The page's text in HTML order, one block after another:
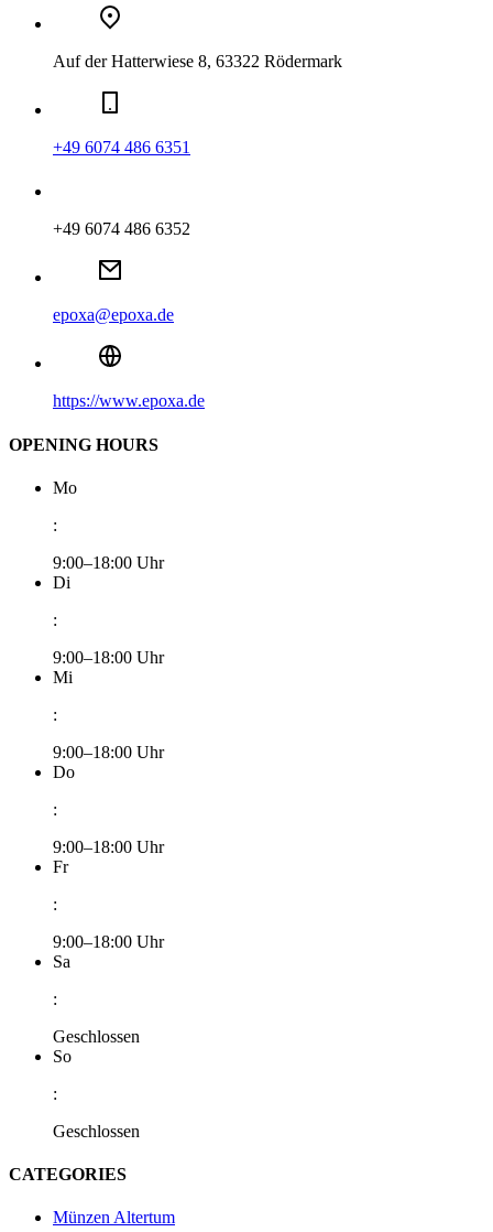
Auf der Hatterwiese 8, 63322 Rödermark
+49 6074 486 6351
+49 6074 486 6352
epoxa@epoxa.de
https://www.epoxa.de
OPENING HOURS
Mo
:
9:00–18:00 Uhr
Di
:
9:00–18:00 Uhr
Mi
:
9:00–18:00 Uhr
Do
:
9:00–18:00 Uhr
Fr
:
9:00–18:00 Uhr
Sa
:
Geschlossen
So
:
Geschlossen
CATEGORIES
Münzen Altertum